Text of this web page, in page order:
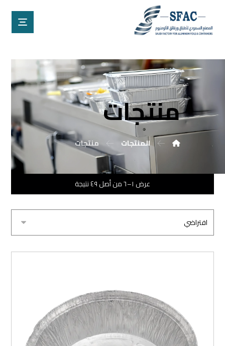
منتجات
المنتجات منتجات
عرض ١–٦ من أصل ٤٩ نتيجة